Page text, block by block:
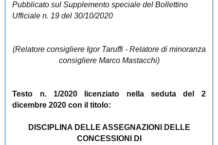
Pubblicato sul Supplemento speciale del Bollettino
Ufficiale n. 19 del 30/10/2020
(Relatore consigliere Igor Taruffi - Relatore di minoranza
consigliere Marco Mastacchi)
Testo n. 1/2020 licenziato nella seduta del 2
dicembre 2020 con il titolo:
DISCIPLINA DELLE ASSEGNAZIONI DELLE
CONCESSIONI DI